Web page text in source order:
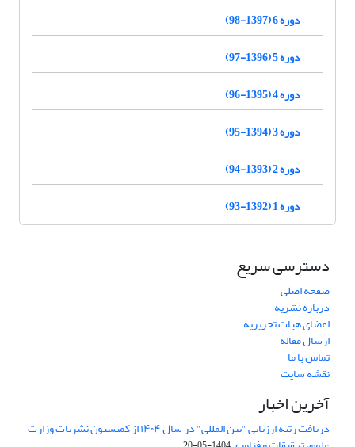
دوره 6 (1397-98)
دوره 5 (1396-97)
دوره 4 (1395-96)
دوره 3 (1394-95)
دوره 2 (1393-94)
دوره 1 (1392-93)
دسترسی سریع
صفحه اصلی
درباره نشریه
اعضای هیات تحریریه
ارسال مقاله
تماس با ما
نقشه سایت
آخرین اخبار
دریافت رتبه ارزیابی "بین المللی" در سال ۱۴۰۴ از کمیسیون نشریات وزارت